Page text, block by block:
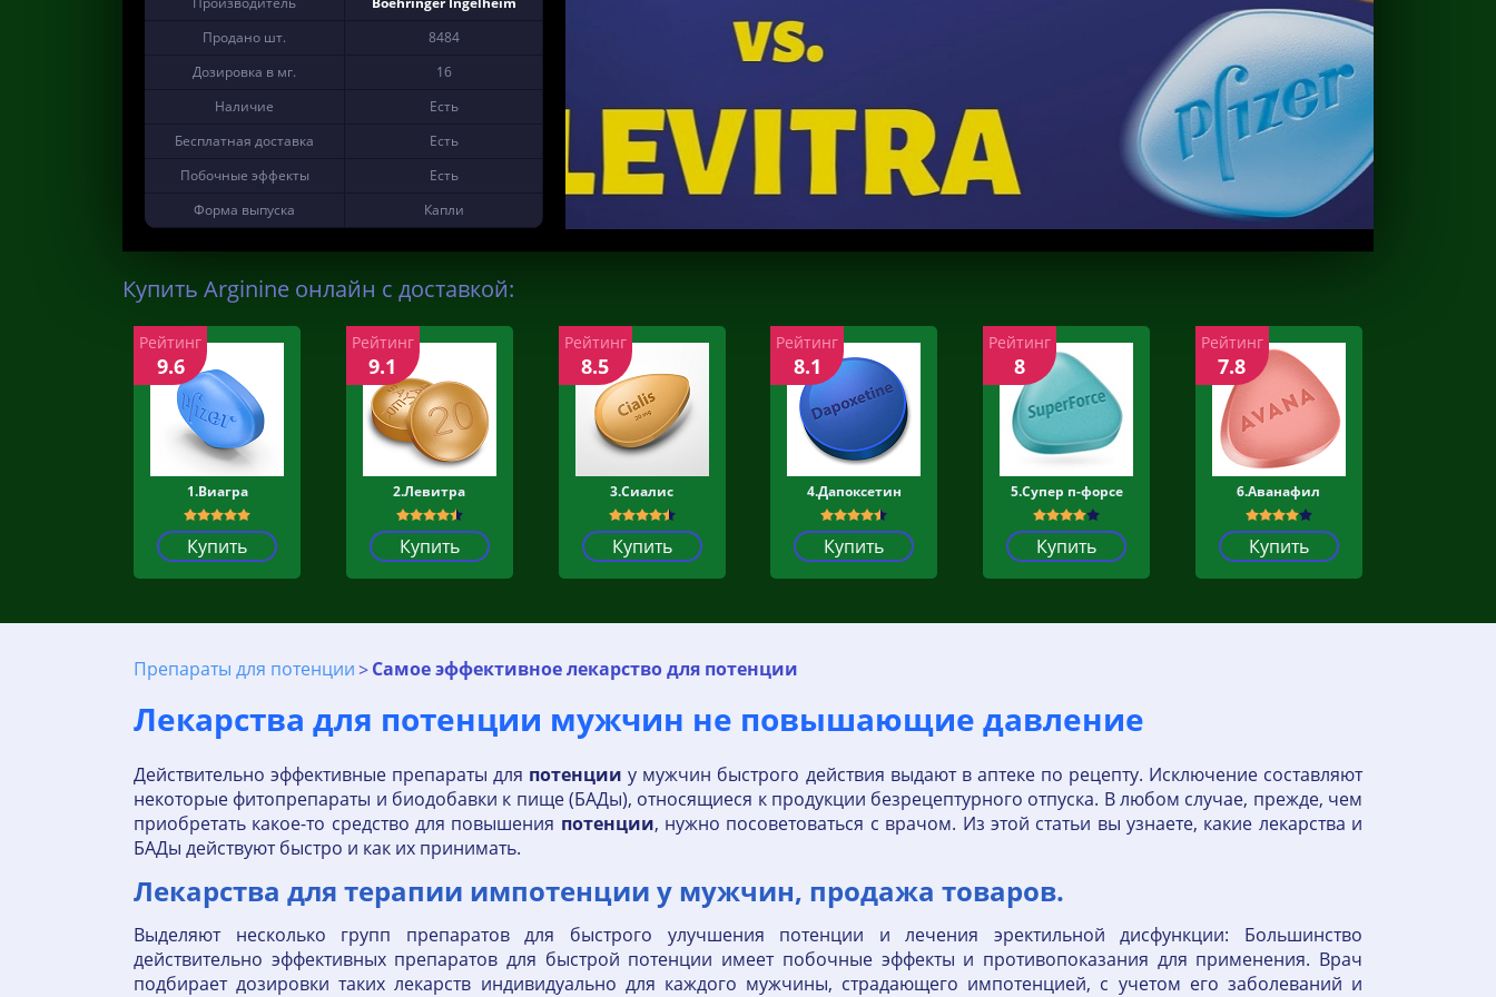
Продано шт.
8484
Дозировка в мг.
16
Наличие
Есть
Бесплатная доставка
Есть
Побочные эффекты
Есть
Форма выпуска
Капли
Купить Arginine онлайн с доставкой:
1.Виагра
Купить
Рейтинг
9.6
2.Левитра
Купить
Рейтинг
9.1
3.Сиалис
Купить
Рейтинг
8.5
4.Дапоксетин
Купить
Рейтинг
8.1
5.Супер п-форсе
Купить
Рейтинг
8
6.Аванафил
Купить
Рейтинг
7.8
Препараты для потенции Самое эффективное лекарство для потенции
Лекарства для потенции мужчин не повышающие давление
Действительно эффективные препараты для потенции у мужчин быстрого действия выдают в аптеке по рецепту. Исключение составляют
некоторые фитопрепараты и биодобавки к пище (БАДы), относящиеся к продукции безрецептурного отпуска. В любом случае, прежде, чем
приобретать какое-то средство для повышения потенции, нужно посоветоваться с врачом. Из этой статьи вы узнаете, какие лекарства и
БАДы действуют быстро и как их принимать.
Лекарства для терапии импотенции у мужчин, продажа товаров.
Выделяют несколько групп препаратов для быстрого улучшения потенции и лечения эректильной дисфункции: Большинство
действительно эффективных препаратов для быстрой потенции имеет побочные эффекты и противопоказания для применения. Врач
подбирает дозировки таких лекарств индивидуально для каждого мужчины, страдающего импотенцией, с учетом его заболеваний и